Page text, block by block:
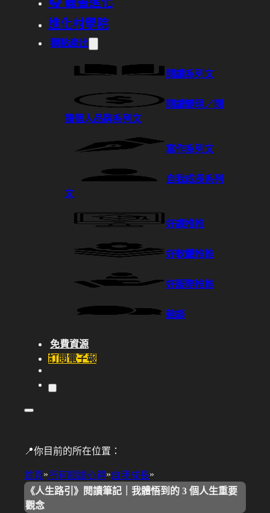
進化村學院
觀點產出
閱讀系列文
閱讀變現／閱
讀個人品牌系列文
寫作系列文
自我成長系列
文
好課推推
好軟體推推
好服務推推
雜談
免費資源
訂閱電子報
📍你目前的所在位置：
首頁»所有閱讀心得»自我成長»
《人生路引》閱讀筆記｜我體悟到的 3 個人生重要
觀念